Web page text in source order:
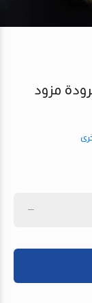
مزود